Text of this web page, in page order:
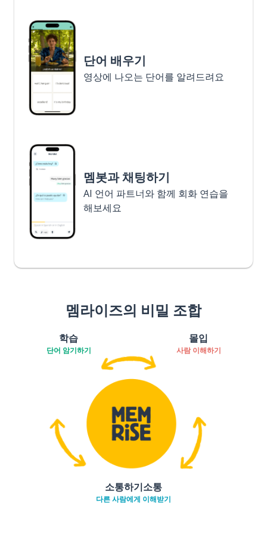
단어 배우기
영상에 나오는 단어를 알려드려요
멤봇과 채팅하기
AI 언어 파트너와 함께 회화 연습을
해보세요
멤라이즈의 비밀 조합
학습
단어 암기하기
몰입
사람 이해하기
소통하기소통
다른 사람에게 이해받기